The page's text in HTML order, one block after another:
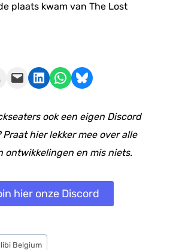
plaats kwam van The Lost
Deze pagina e-mailen Delen op LinkedIn Delen via WhatsApp Share on Bluesky
ook een eigen Discord
hier lekker mee over alle
ontwikkelingen en mis niets.
hier onze Discord
Belgium